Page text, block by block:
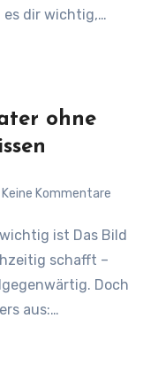
es dir wichtig,…
ohne
Keine Kommentare
schafft –
Doch
aus:…